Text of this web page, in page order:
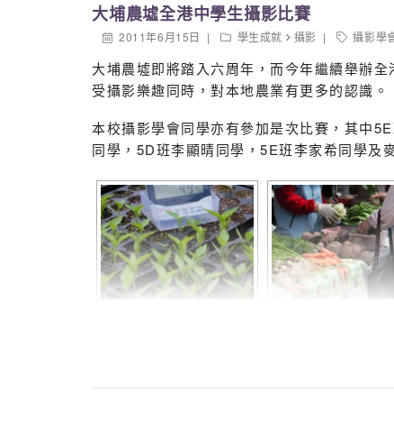
4B 何嘉欣
4C 張淑妍
5C 梁詠芯
5E 麥泳儀
整體的評審結果和展覽詳情，可參閱有關網站
大埔農墟全港中學生攝影比賽
2011年6月15日 學生成就 攝影 攝影學
大埔農墟即將踏入六周年，而今年繼續舉辦
受攝影樂趣同時，對本地農業有更多的認識。
本校攝影學會同學亦有參加是次比賽，其中
同學，5D班李顯晴同學，5E班李家希同學及